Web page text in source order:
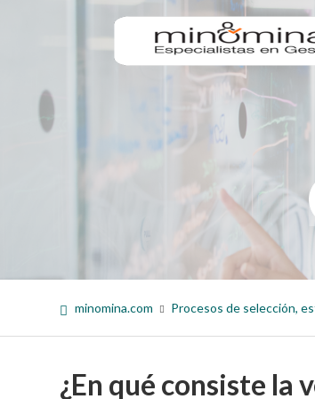
minomina.com Procesos de selección,
¿En qué consiste la